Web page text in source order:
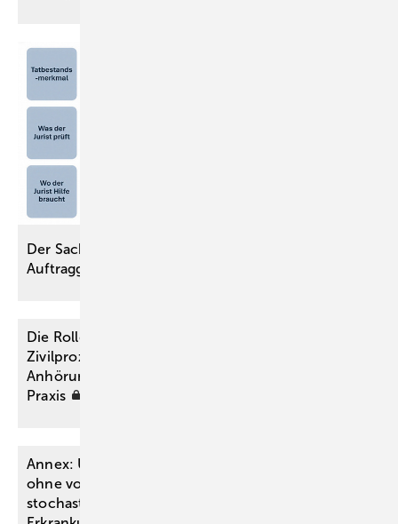
Der Sachverständige – aus Sicht des juristischen
Auftraggebers
Die Rolle des medizinischen Sachverständigen im
Zivilprozess: Von der Beauftragung bis zum
Anhörungstermin. Tipps aus der Praxis für die
Praxis
Annex: Unvergleichbarkeit von BK-Tatbeständen
ohne ­vorgegebene Einwirkungsdosis –
stochastische versus ­deterministische